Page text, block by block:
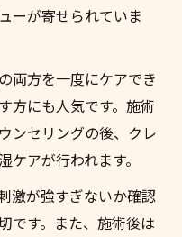
ーが寄せられていま
両方を一度にケアでき
方にも人気です。施術
ンセリングの後、クレ
アが行われます。
激が強すぎないか確認
です。また、施術後は